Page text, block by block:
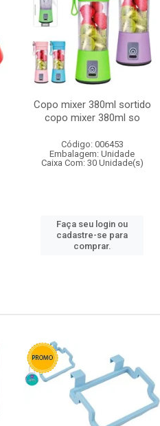
Copo mixer 380ml sortido
copo mixer 380ml so
Código: 006453
Embalagem: Unidade
Caixa Com: 30 Unidade(s)
Faça seu login ou
cadastre-se para
comprar.